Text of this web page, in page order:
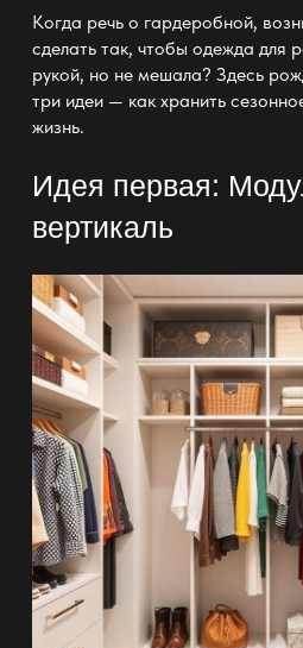
Когда речь о гардеробной,
сделать так, чтобы одежда для
рукой, но не мешала? Здесь
три идеи — как хранить
жизнь.
Идея первая:
вертикаль